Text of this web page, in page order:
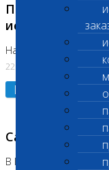
исследований
На Нагорной. Код (
22.07.2026
Подробнее
Санитарные
В Коломне 24.07.2026